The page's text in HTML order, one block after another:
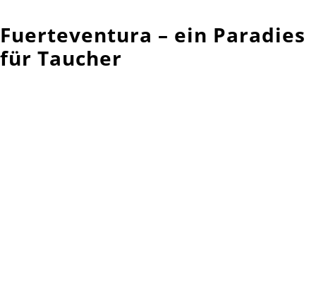
Fuerteventura – ein Paradies
für Taucher